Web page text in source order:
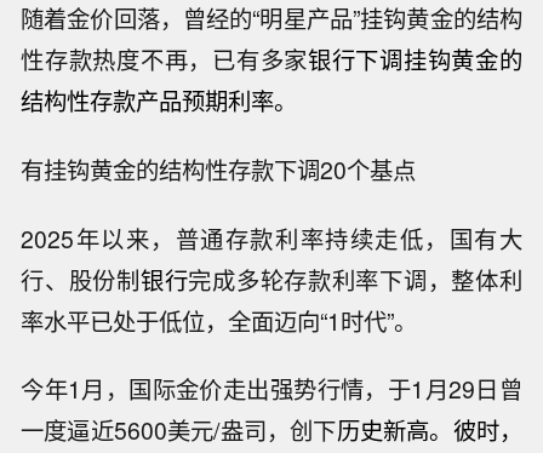
随着金价回落，曾经的“明星产品”挂钩黄金的结构
性存款热度不再，已有多家银行下调挂钩黄金的
结构性存款产品预期利率。
有挂钩黄金的结构性存款下调20个基点
2025年以来，普通存款利率持续走低，国有大
行、股份制银行完成多轮存款利率下调，整体利
率水平已处于低位，全面迈向“1时代”。
今年1月，国际金价走出强势行情，于1月29日曾
一度逼近5600美元/盎司，创下历史新高。彼时，